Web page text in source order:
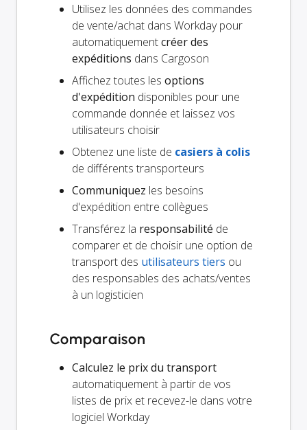
Utilisez les données des commandes
de vente/achat dans Workday pour
automatiquementcréer des
expéditions dans Cargoson
Affichez toutes les options
d'expédition disponibles pour une
commande donnée et laissez vos
utilisateurs choisir
Obtenez une liste de casiers à colis
de différents transporteurs
Communiquez les besoins
d'expédition entre collègues
Transférez la responsabilité de
comparer et de choisir une option de
transport des utilisateurs tiers ou
des responsables des achats/ventes
à un logisticien
Comparaison
Calculez le prix du transport
automatiquement à partir de vos
listes de prix et recevez-le dans votre
logiciel Workday